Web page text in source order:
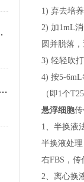
检测原理
PCR和凝胶电泳实验常见问题及原因分析
1) 弃去培
2) 加1mL
圆并脱落
3) 轻轻吹
4) 按5-
（即1个
悬浮细胞
1、半换液
半换液处
右FBS，
2、离心换